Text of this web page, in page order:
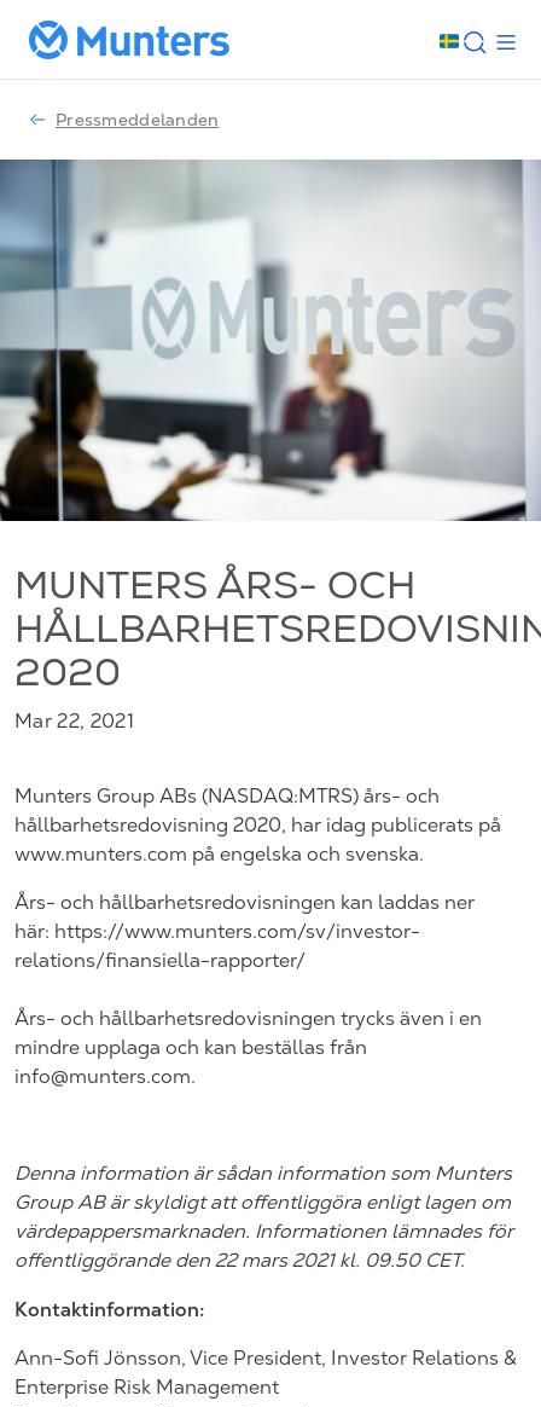
Pressmeddelanden
MUNTERS ÅRS- OCH
2020
Mar 22, 2021
Munters Group ABs (NASDAQ:MTRS) års- och
hållbarhetsredovisning 2020, har idag publicerats på
www.munters.com på engelska och svenska.
Års- och hållbarhetsredovisningen kan laddas ner
här: https://www.munters.com/sv/investor-
relations/finansiella-rapporter/
Års- och hållbarhetsredovisningen trycks även i en
mindre upplaga och kan beställas från
info@munters.com.
Denna information är sådan information som Munters
Group AB är skyldigt att offentliggöra enligt lagen om
värdepappersmarknaden. Informationen lämnades för
offentliggörande den 22 mars 2021 kl. 09.50 CET.
Kontaktinformation:
Ann-Sofi Jönsson, Vice President, Investor Relations &
Enterprise Risk Management